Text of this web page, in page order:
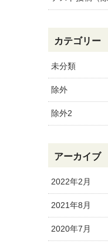
カテゴリー
未分類
除外
除外2
アーカイブ
2022年2月
2021年8月
2020年7月